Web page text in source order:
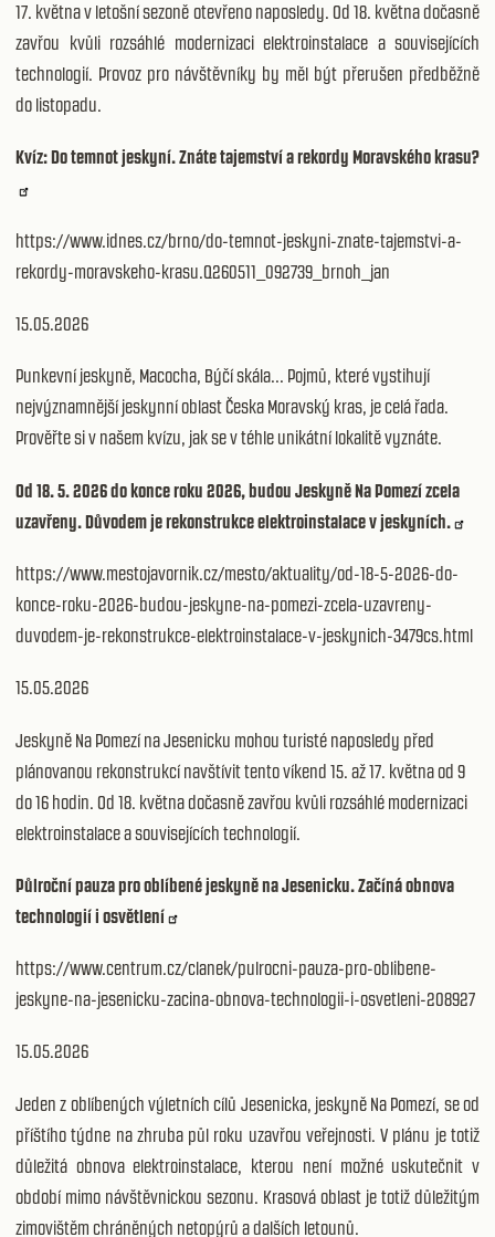
17. května v letošní sezoně otevřeno naposledy. Od 18. května dočasně
zavřou kvůli rozsáhlé modernizaci elektroinstalace a souvisejících
technologií. Provoz pro návštěvníky by měl být přerušen předběžně
do listopadu.
Kvíz: Do temnot jeskyní. Znáte tajemství a rekordy Moravského krasu?
https://www.idnes.cz/brno/do-temnot-jeskyni-znate-tajemstvi-a-
rekordy-moravskeho-krasu.Q260511_092739_brnoh_jan
15.05.2026
Punkevní jeskyně, Macocha, Býčí skála... Pojmů, které vystihují
nejvýznamnější jeskynní oblast Česka Moravský kras, je celá řada.
Prověřte si v našem kvízu, jak se v téhle unikátní lokalitě vyznáte.
Od 18. 5. 2026 do konce roku 2026, budou Jeskyně Na Pomezí zcela
uzavřeny. Důvodem je rekonstrukce elektroinstalace v jeskyních.
https://www.mestojavornik.cz/mesto/aktuality/od-18-5-2026-do-
konce-roku-2026-budou-jeskyne-na-pomezi-zcela-uzavreny-
duvodem-je-rekonstrukce-elektroinstalace-v-jeskynich-3479cs.html
15.05.2026
Jeskyně Na Pomezí na Jesenicku mohou turisté naposledy před
plánovanou rekonstrukcí navštívit tento víkend 15. až 17. května od 9
do 16 hodin. Od 18. května dočasně zavřou kvůli rozsáhlé modernizaci
elektroinstalace a souvisejících technologií.
Půlroční pauza pro oblíbené jeskyně na Jesenicku. Začíná obnova
technologií i osvětlení
https://www.centrum.cz/clanek/pulrocni-pauza-pro-oblibene-
jeskyne-na-jesenicku-zacina-obnova-technologii-i-osvetleni-208927
15.05.2026
Jeden z oblíbených výletních cílů Jesenicka, jeskyně Na Pomezí, se od
příštího týdne na zhruba půl roku uzavřou veřejnosti. V plánu je totiž
důležitá obnova elektroinstalace, kterou není možné uskutečnit v
období mimo návštěvnickou sezonu. Krasová oblast je totiž důležitým
zimovištěm chráněných netopýrů a dalších letounů.